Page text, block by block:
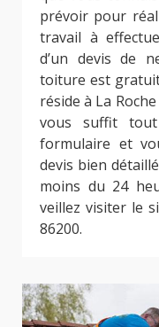
prévoir pour
travail à
d’un devis de
toiture est
réside à La
vous suffit
formulaire et
devis bien
moins du 24
veillez visiter le
86200.